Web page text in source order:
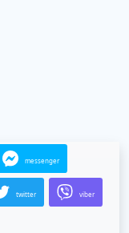
messenger
twitter viber